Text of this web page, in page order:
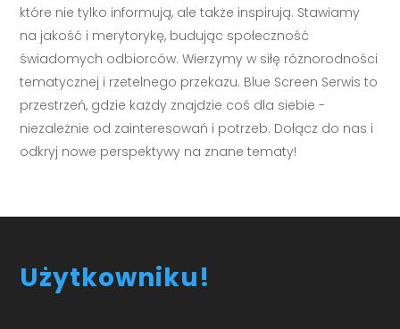
które nie tylko informują, ale także inspirują. Stawiamy
na jakość i merytorykę, budując społeczność
świadomych odbiorców. Wierzymy w siłę różnorodności
tematycznej i rzetelnego przekazu. Blue Screen Serwis to
przestrzeń, gdzie każdy znajdzie coś dla siebie -
niezależnie od zainteresowań i potrzeb. Dołącz do nas i
odkryj nowe perspektywy na znane tematy!
Użytkowniku!